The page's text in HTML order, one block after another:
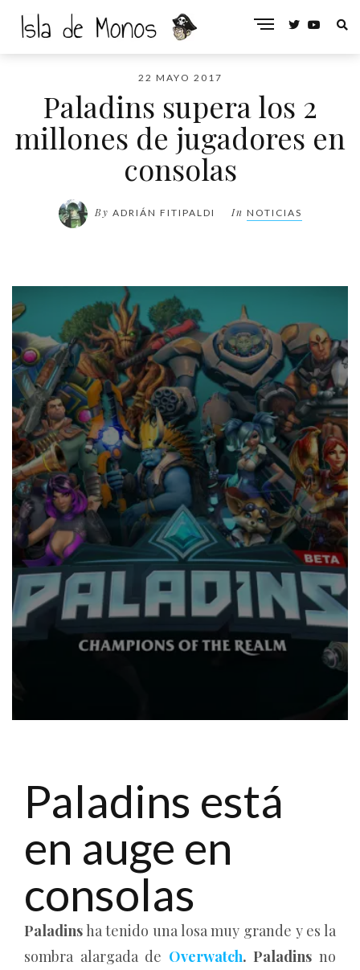
22 MAYO 2017
Paladins supera los 2
millones de jugadores en
consolas
By ADRIÁN FITIPALDI In NOTICIAS
Paladins está
en auge en
consolas
Paladinsha tenido una losa muy grande y es la
sombra alargada de Overwatch. Paladins no